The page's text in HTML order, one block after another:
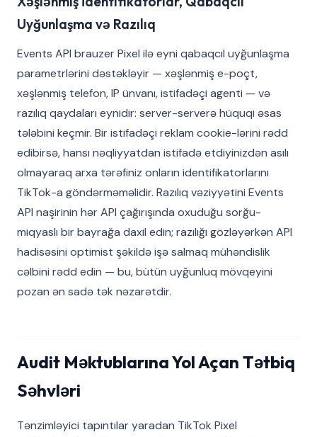
Uyğunlaşma və Razılıq
Events API brauzer Pixel ilə eyni qabaqcıl uyğunlaşma
parametrlərini dəstəkləyir — xəşlənmiş e-poçt,
xəşlənmiş telefon, IP ünvanı, istifadəçi agenti — və
razılıq qaydaları eynidir: server-serverə hüquqi əsas
tələbini keçmir. Bir istifadəçi reklam cookie-lərini rədd
edibirsə, hansı nəqliyyatdan istifadə etdiyinizdən asılı
olmayaraq arxa tərəfiniz onların identifikatorlarını
TikTok-a göndərməməlidir. Razılıq vəziyyətini Events
API naşirinin hər API çağırışında oxuduğu sorğu-
miqyaslı bir bayrağa daxil edin; razılığı gözləyərkən API
hadisəsini optimist şəkildə işə salmaq mühəndislik
cəlbini rədd edin — bu, bütün uyğunluq mövqeyini
pozan ən sadə tək nəzarətdir.
Audit Məktublarına Yol Açan Tətbiq
Səhvləri
Tənzimləyici tapıntılar yaradan TikTok Pixel